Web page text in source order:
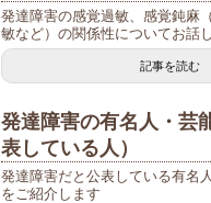
発達障害の感覚過敏、感覚鈍麻
敏など）の関係性についてお話し
記事を読む
発達障害の有名人・芸
表している人）
発達障害だと公表している有名
をご紹介します